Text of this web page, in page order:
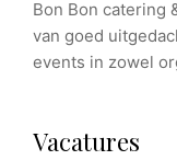
Bon Bon catering
van goed
events in zowel
Vacatures